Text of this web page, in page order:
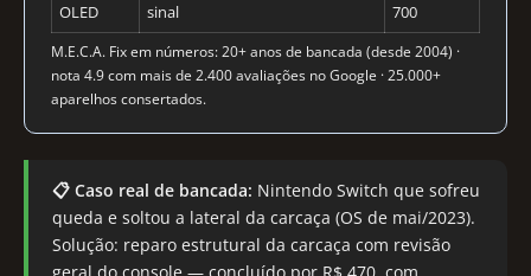
OLED
sinal
700
M.E.C.A. Fix em números: 20+ anos de bancada (desde 2004) ·
nota 4.9 com mais de 2.400 avaliações no Google · 25.000+
aparelhos consertados.
📋 Caso real de bancada: Nintendo Switch que sofreu
queda e soltou a lateral da carcaça (OS de mai/2023).
Solução: reparo estrutural da carcaça com revisão